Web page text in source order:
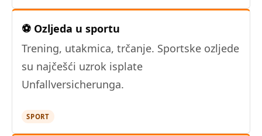
⚽ Ozljeda u sportu
Trening, utakmica, trčanje. Sportske ozljede
su najčešći uzrok isplate
Unfallversicherunga.
SPORT